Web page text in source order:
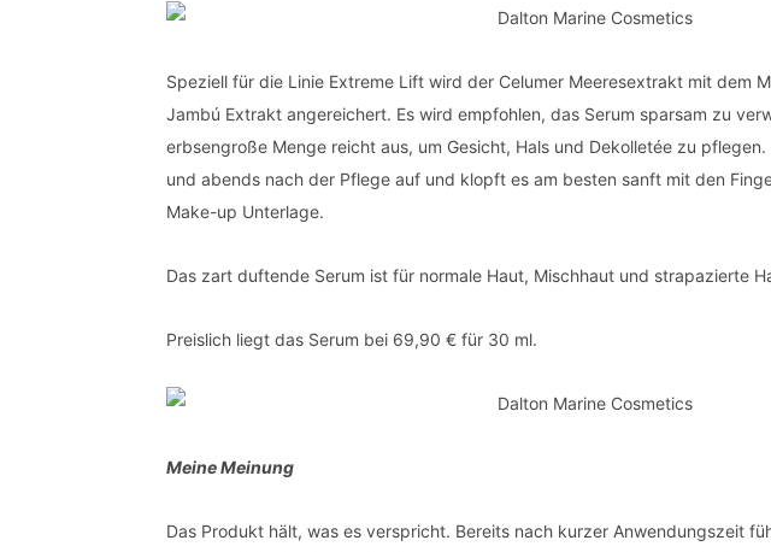
Speziell für die Linie Extreme Lift wird der Celumer Meeresextrakt mit dem
Jambú Extrakt angereichert. Es wird empfohlen, das Serum sparsam zu
erbsengroße Menge reicht aus, um Gesicht, Hals und Dekolletée zu
und abends nach der Pflege auf und klopft es am besten sanft mit den
Make-up Unterlage.
Das zart duftende Serum ist für normale Haut, Mischhaut und strapazierte
Preislich liegt das Serum bei 69,90 € für 30 ml.
Meine Meinung
Das Produkt hält, was es verspricht. Bereits nach kurzer Anwendungszeit